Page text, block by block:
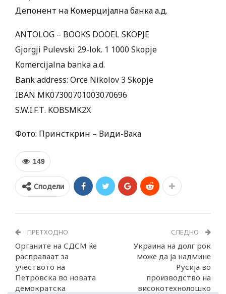
Депонент на Комерцијална банка а.д.
АNTOLOG – BOOKS DOOEL SKOPJE
Gjorgji Pulevski 29-lok. 1 1000 Skopje
Komercijalna banka a.d.
Bank address: Orce Nikolov 3 Skopje
IBAN MK07300701003070696
S.W.I.F.Т. KOBSMK2X
Фото: Принсткрин – Види-Вака
149
Сподели
ПРЕТХОДНО
Органите на СДСМ ќе
расправаат за
учеството на
Петровска во новата
демократска
СЛЕДНО
Украина на долг рок
може да ја надмине
Русија во
производство на
високотехнолошко